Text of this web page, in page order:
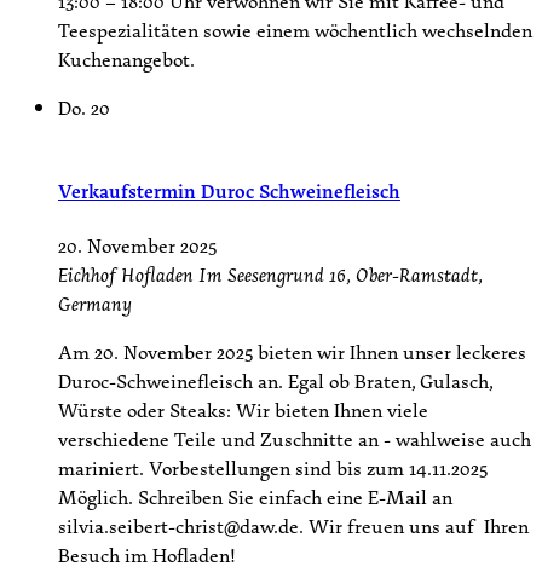
Teespezialitäten sowie einem wöchentlich wechselnden
Kuchenangebot.
Do. 20
Verkaufstermin Duroc Schweinefleisch
20. November 2025
Eichhof Hofladen Im Seesengrund 16, Ober-Ramstadt,
Germany
Am 20. November 2025 bieten wir Ihnen unser leckeres
Duroc-Schweinefleisch an. Egal ob Braten, Gulasch,
Würste oder Steaks: Wir bieten Ihnen viele
verschiedene Teile und Zuschnitte an - wahlweise auch
mariniert. Vorbestellungen sind bis zum 14.11.2025
Möglich. Schreiben Sie einfach eine E-Mail an
silvia.seibert-christ@daw.de. Wir freuen uns auf Ihren
Besuch im Hofladen!